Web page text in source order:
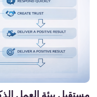
مستقبل بيئة العمل